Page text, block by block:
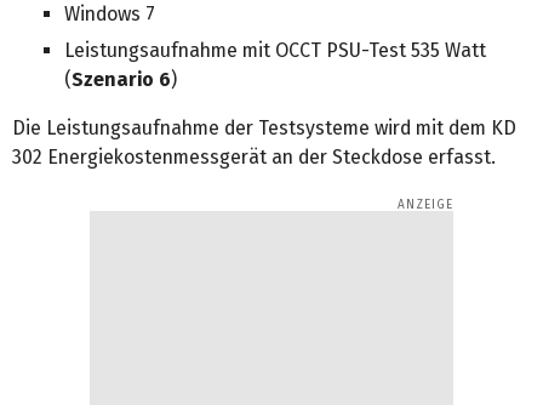
Windows 7
Leistungsaufnahme mit OCCT PSU-Test 535 Watt
(Szenario 6)
Die Leistungsaufnahme der Testsysteme wird mit dem KD
302 Energiekostenmessgerät an der Steckdose erfasst.